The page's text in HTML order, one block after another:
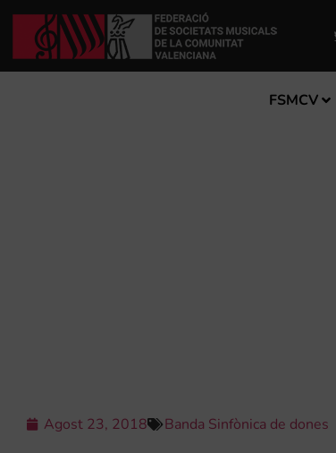
FSMCV
Agost 23, 2018 Banda Sinfònica de dones